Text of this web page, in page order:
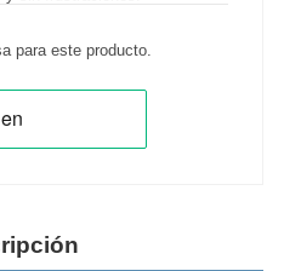
para este producto.